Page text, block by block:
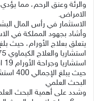
والرئة وعنق الرحم، مما
الامراض.
الاستثمار في رأس المال
وأشاد بجهود المملكة في
حيث يبلغ الإجمالي 400 استشاري في مختلف تخصصات الأورام.
البحث العلمي
وشدد على أهمية البحث